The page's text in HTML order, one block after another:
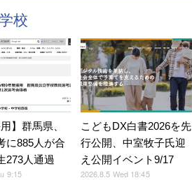
校
】群馬県、
に885人が合
273人通過
9:15
こどもDX白書2026を先
行公開、中室牧子氏迎
え公開イベント9/17
2026.8.5 Wed 18:45